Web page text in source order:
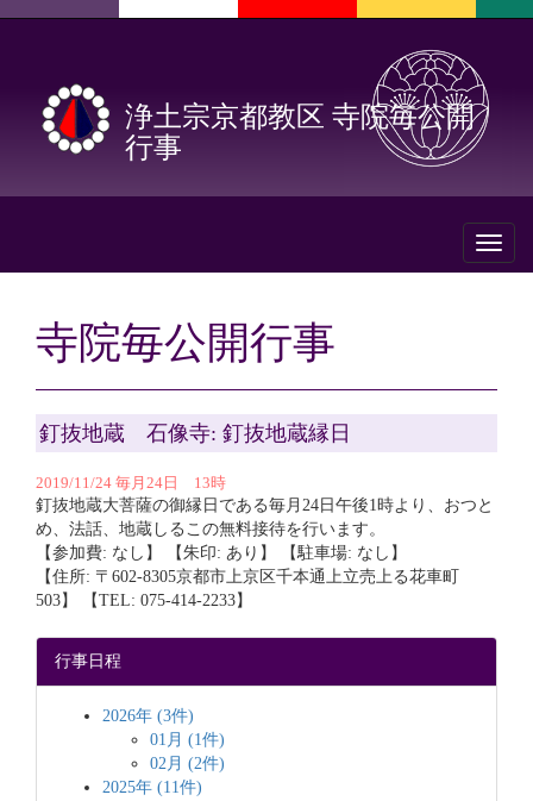
浄土宗京都教区 寺院毎公開
行事
Toggle
寺院毎公開行事
釘抜地蔵 石像寺: 釘抜地蔵縁日
2019/11/24 毎月24日 13時
釘抜地蔵大菩薩の御縁日である毎月24日午後1時より、おつと
め、法話、地蔵しるこの無料接待を行います。
【参加費: なし】 【朱印: あり】 【駐車場: なし】
【住所: 〒602-8305京都市上京区千本通上立売上る花車町
503】 【TEL: 075-414-2233】
行事日程
2026年 (3件)
01月 (1件)
02月 (2件)
2025年 (11件)